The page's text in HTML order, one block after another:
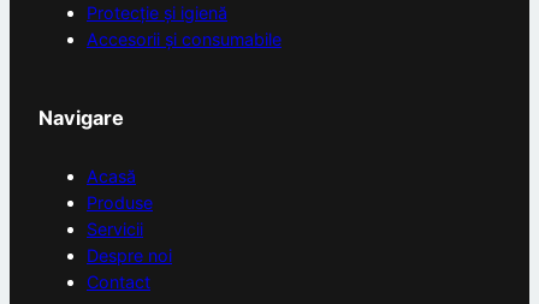
Protecție și igienă
Accesorii și consumabile
Navigare
Acasă
Produse
Servicii
Despre noi
Contact